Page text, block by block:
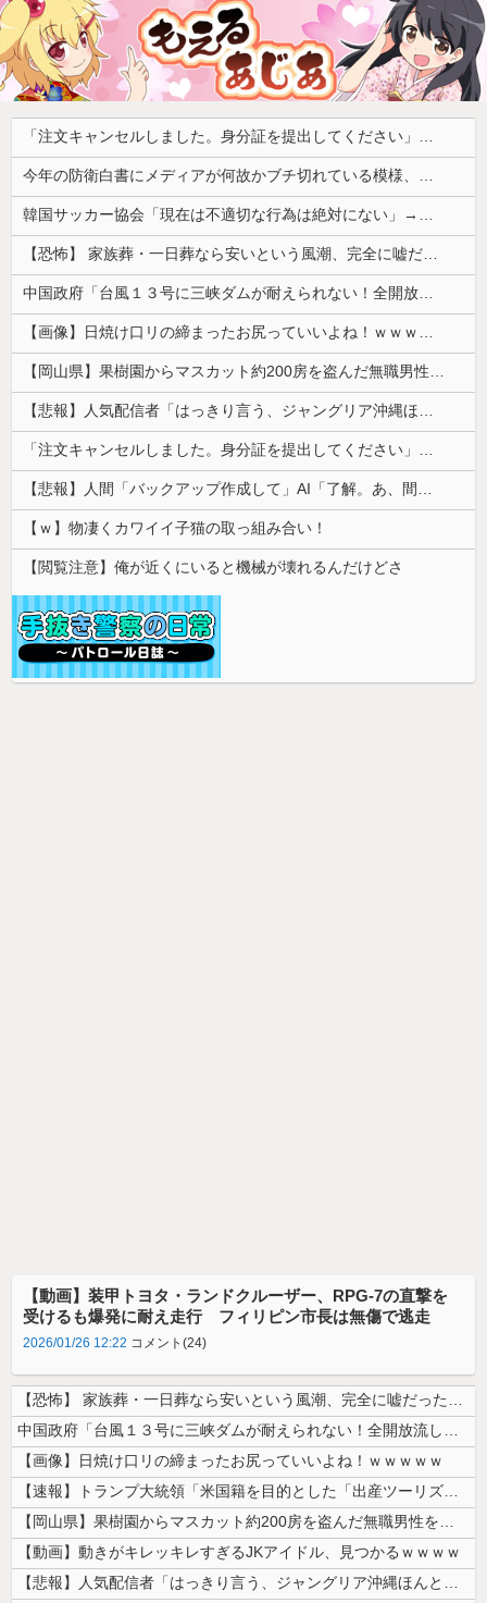
「注文キャンセルしました。身分証を提出してください」とAmazonから突然のメール、怪しすぎるのでカスタマーに確認したら……
今年の防衛白書にメディアが何故かブチ切れている模様、躍起になって批判するも逆に有権者からは……
韓国サッカー協会「現在は不適切な行為は絶対にない」→韓国人「一番重要なのは2002年なのにそこは言及しないんだなｗｗｗ」「責任逃れが本当にひどい...
【恐怖】 家族葬・一日葬なら安いという風潮、完全に嘘だった・・・・
中国政府「台風１３号に三峡ダムが耐えられない！全開放流しろ！」⇒ 下流域の街が壊滅状態ｗｗｗｗｗ
【画像】日焼け口リの締まったお尻っていいよね！ｗｗｗｗｗ
【岡山県】果樹園からマスカット約200房を盗んだ無職男性を逮捕「ぶどうを売って生活費に充てていた」※氏名非公開
【悲報】人気配信者「はっきり言う、ジャングリア沖縄ほんとーーーーーーーーにおもんない！！！！」→炎上
「注文キャンセルしました。身分証を提出してください」とAmazonから突然のメール、怪しすぎるのでカスタマーに確認したら……
【悲報】人間「バックアップ作成して」AI「了解。あ、間違えちゃったｗ」→シャレにならないやらかしで終わるｗｗｗｗｗ
【ｗ】物凄くカワイイ子猫の取っ組み合い！
【閲覧注意】俺が近くにいると機械が壊れるんだけどさ
【動画】装甲トヨタ・ランドクルーザー、RPG-7の直撃を
受けるも爆発に耐え走行 フィリピン市長は無傷で逃走
2026/01/26 12:22 コメント(24)
【恐怖】 家族葬・一日葬なら安いという風潮、完全に嘘だった・・・・
中国政府「台風１３号に三峡ダムが耐えられない！全開放流しろ！」⇒ 下流...
【画像】日焼け口リの締まったお尻っていいよね！ｗｗｗｗｗ
【速報】トランプ大統領「米国籍を目的とした「出産ツーリズム」を禁止する...
【岡山県】果樹園からマスカット約200房を盗んだ無職男性を逮捕「ぶどう...
【動画】動きがキレッキレすぎるJKアイドル、見つかるｗｗｗｗ
【悲報】人気配信者「はっきり言う、ジャングリア沖縄ほんとーーーーーーー...